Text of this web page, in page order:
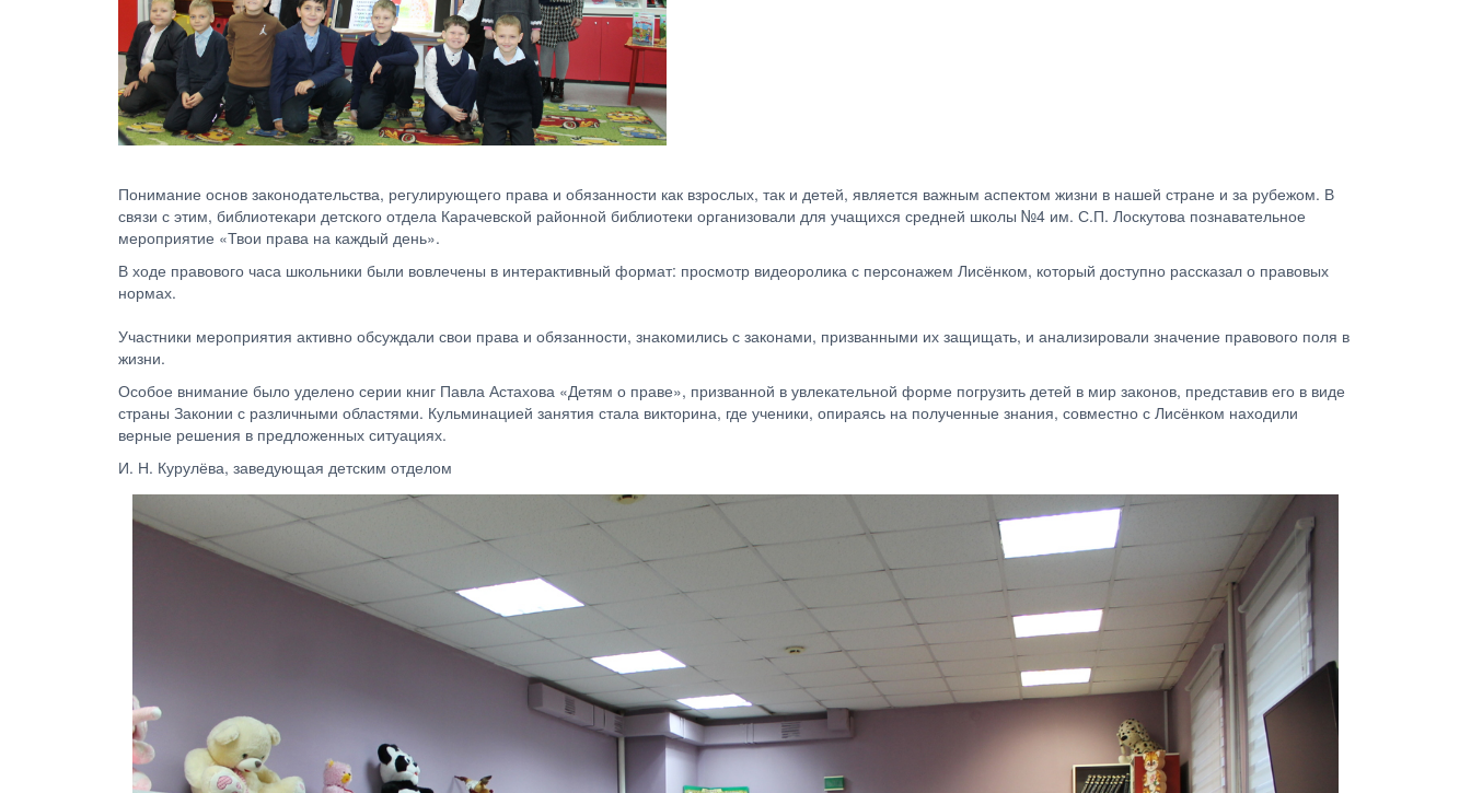
Понимание основ законодательства, регулирующего права и обязанности как взрослых, так и детей, является важным аспектом жизни в нашей стране и за рубежом. В
связи с этим, библиотекари детского отдела Карачевской районной библиотеки организовали для учащихся средней школы №4 им. С.П. Лоскутова познавательное
мероприятие «Твои права на каждый день».
В ходе правового часа школьники были вовлечены в интерактивный формат: просмотр видеоролика с персонажем Лисёнком, который доступно рассказал о правовых
нормах.
Участники мероприятия активно обсуждали свои права и обязанности, знакомились с законами, призванными их защищать, и анализировали значение правового поля в
жизни.
Особое внимание было уделено серии книг Павла Астахова «Детям о праве», призванной в увлекательной форме погрузить детей в мир законов, представив его в виде
страны Законии с различными областями. Кульминацией занятия стала викторина, где ученики, опираясь на полученные знания, совместно с Лисёнком находили
верные решения в предложенных ситуациях.
И. Н. Курулёва, заведующая детским отделом